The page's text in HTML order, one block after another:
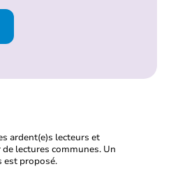
ardent(e)s lecteurs et
lectures communes. Un
est proposé.